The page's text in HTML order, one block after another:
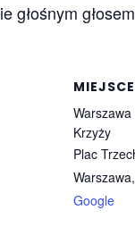
głośnym
MIEJSCE
Krzyży
Plac
Warszawa,
Google